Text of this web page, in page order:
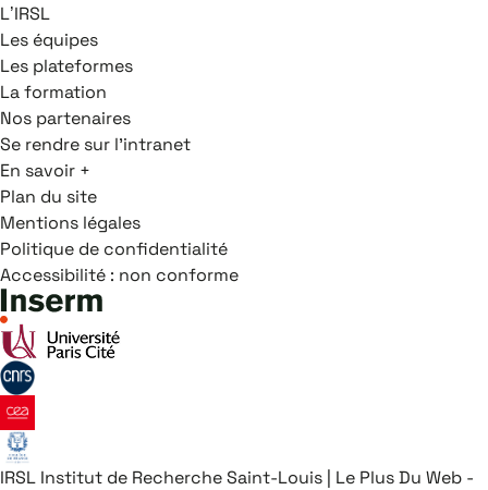
L’IRSL
Les équipes
Les plateformes
La formation
Nos partenaires
Se rendre sur l'intranet
En savoir +
Plan du site
Mentions légales
Politique de confidentialité
Accessibilité : non conforme
IRSL Institut de Recherche Saint-Louis | Le Plus Du Web -